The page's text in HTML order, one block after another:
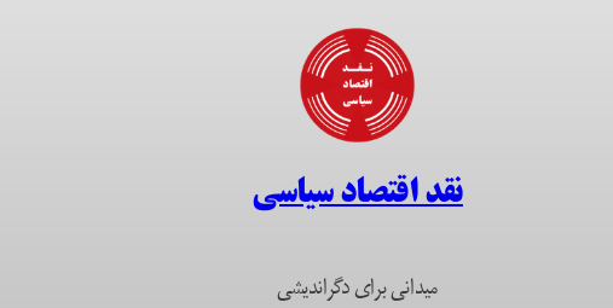
نقد اقتصاد سیاسی
میدانی برای دگراندیشی